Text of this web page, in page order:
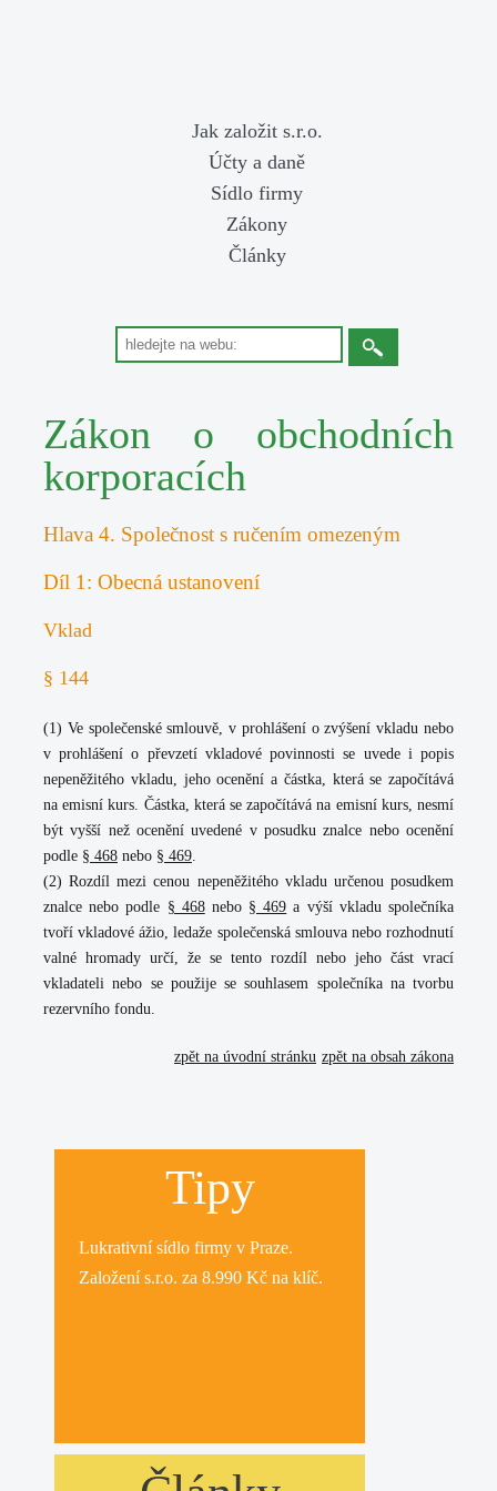
Jak založit s.r.o.
Účty a daně
Sídlo firmy
Zákony
Články
Zákon o obchodních
korporacích
Hlava 4. Společnost s ručením omezeným
Díl 1: Obecná ustanovení
Vklad
§ 144
(1) Ve společenské smlouvě, v prohlášení o zvýšení vkladu nebo
v prohlášení o převzetí vkladové povinnosti se uvede i popis
nepeněžitého vkladu, jeho ocenění a částka, která se započítává
na emisní kurs. Částka, která se započítává na emisní kurs, nesmí
být vyšší než ocenění uvedené v posudku znalce nebo ocenění
podle § 468 nebo § 469.
(2) Rozdíl mezi cenou nepeněžitého vkladu určenou posudkem
znalce nebo podle § 468nebo § 469 a výší vkladu společníka
tvoří vkladové ážio, ledaže společenská smlouva nebo rozhodnutí
valné hromady určí, že se tento rozdíl nebo jeho část vrací
vkladateli nebo se použije se souhlasem společníka na tvorbu
rezervního fondu.
zpět na obsah zákona
zpět na úvodní stránku
Tipy
Lukrativnísídlo firmy v Praze.
Založení s.r.o. za 8.990 Kč na klíč.